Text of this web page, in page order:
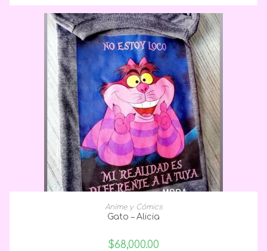
SELECCIONAR OPCIONES
Anime y Cómics
Gato – Alicia
$68,000.00